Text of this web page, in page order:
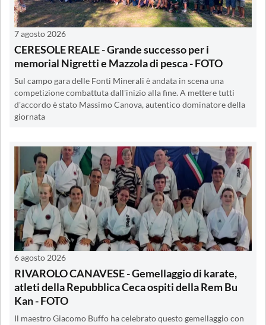
7 agosto 2026
CERESOLE REALE - Grande successo per i
memorial Nigretti e Mazzola di pesca - FOTO
Sul campo gara delle Fonti Minerali è andata in scena una
competizione combattuta dall'inizio alla fine. A mettere tutti
d'accordo è stato Massimo Canova, autentico dominatore della
giornata
6 agosto 2026
RIVAROLO CANAVESE - Gemellaggio di karate,
atleti della Repubblica Ceca ospiti della Rem Bu
Kan - FOTO
Il maestro Giacomo Buffo ha celebrato questo gemellaggio con